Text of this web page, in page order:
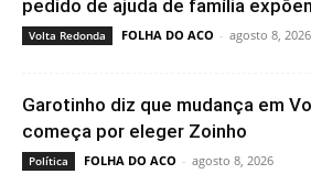
pedido de ajuda de família
Volta Redonda FOLHA DO ACO - agosto 8, 2026
Garotinho diz que mudança em
começa por eleger Zoinho
Política FOLHA DO ACO - agosto 8, 2026